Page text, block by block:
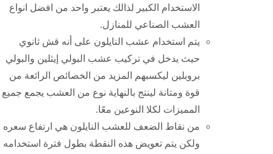
الاستخدام الكبير لذالك يعتبر واحد من افضل انواع
العشب الصناعي للمنازل.
يتم استخدام عشب النايلون على أنه قش ثانوي
حيث يدخل في تركيب عشب البولي إيثلين والبولي
بروبلين ليكسبهم المزيد من الخصائص الرائعة من
قوة ومتانة لينتج بالنهاية نوع من العشب يجمع جميع
المميزات لكلا النوعين معًا.
من نقاط الضعف للعشب النايلون هي ارتفاع سعره
ولكن يتم تعويض هذه النقطة بطول فترة استخدامه